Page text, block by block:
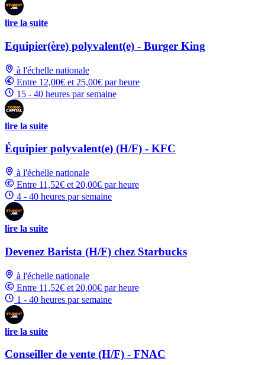
lire la suite
Equipier(ère) polyvalent(e) - Burger King
à l'échelle nationale
Entre 12,00€ et 25,00€ par heure
15 - 40 heures par semaine
lire la suite
Équipier polyvalent(e) (H/F) - KFC
à l'échelle nationale
Entre 11,52€ et 20,00€ par heure
4 - 40 heures par semaine
lire la suite
Devenez Barista (H/F) chez Starbucks
à l'échelle nationale
Entre 11,52€ et 20,00€ par heure
1 - 40 heures par semaine
lire la suite
Conseiller de vente (H/F) - FNAC